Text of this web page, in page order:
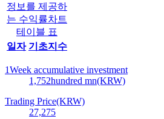
정보를 제공하
는 수익률차트
테이블 표
일자 기초지수
1Week accumulative investment
1,752hundred mn(KRW)
Trading Price(KRW)
27,275